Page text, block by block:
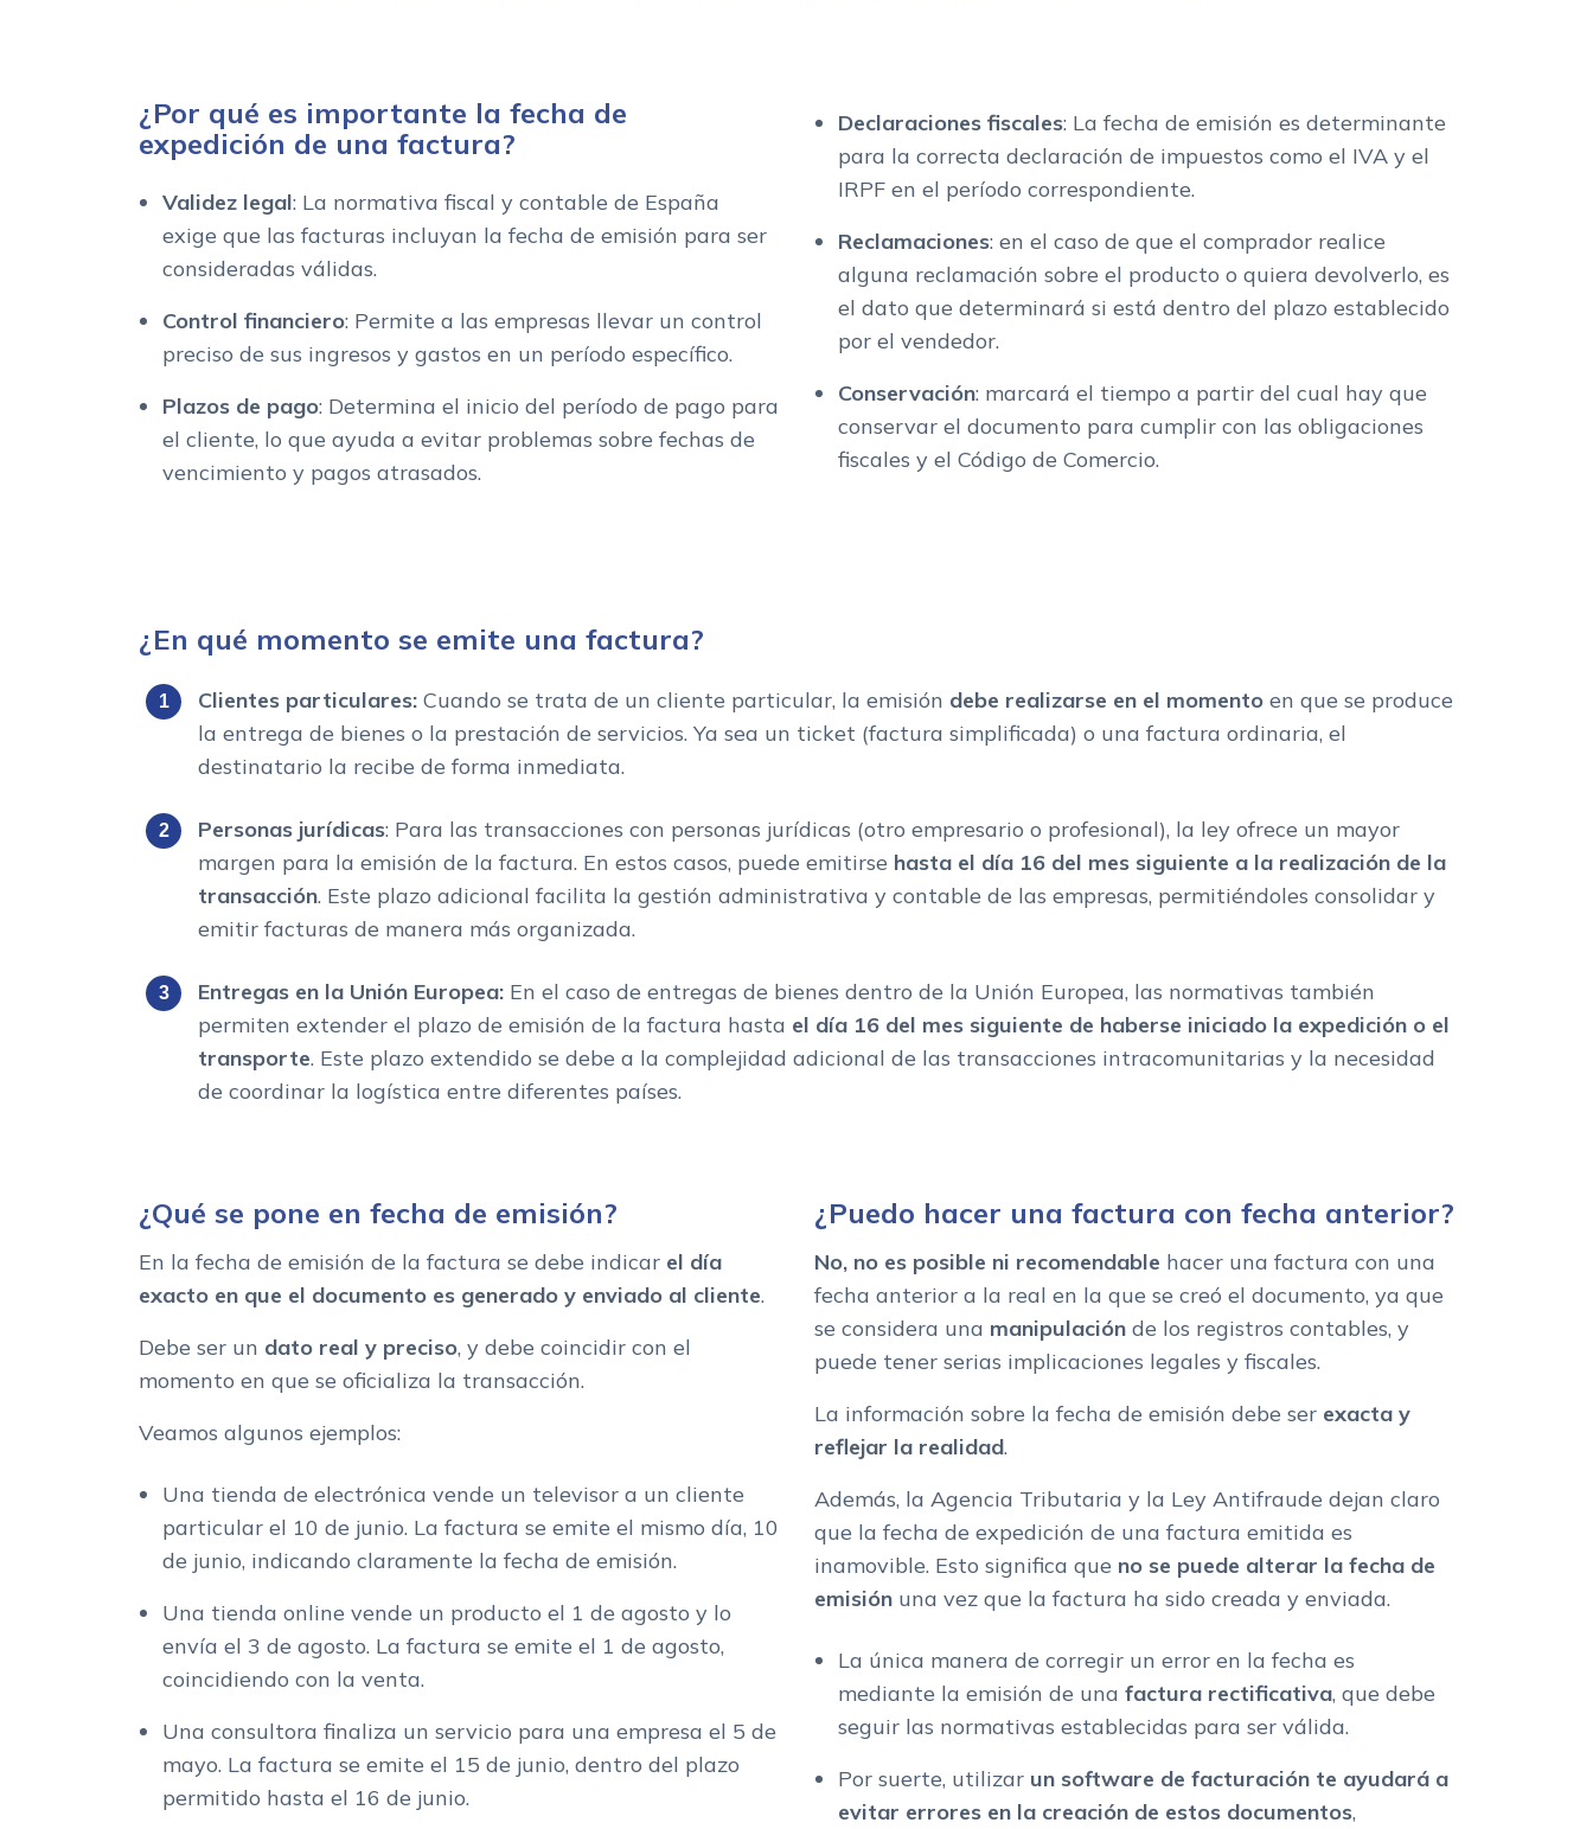
¿Por qué es importante la fecha de
expedición de una factura?
Validez legal: La normativa fiscal y contable de España
exige que las facturas incluyan la fecha de emisión para ser
consideradas válidas.
Control financiero: Permite a las empresas llevar un control
preciso de sus ingresos y gastos en un período específico.
Plazos de pago: Determina el inicio del período de pago para
el cliente, lo que ayuda a evitar problemas sobre fechas de
vencimiento y pagos atrasados.
Declaraciones fiscales: La fecha de emisión es determinante
para la correcta declaración de impuestos como el IVA y el
IRPF en el período correspondiente.
Reclamaciones: en el caso de que el comprador realice
alguna reclamación sobre el producto o quiera devolverlo, es
el dato que determinará si está dentro del plazo establecido
por el vendedor.
Conservación: marcará el tiempo a partir del cual hay que
conservar el documento para cumplir con las obligaciones
fiscales y el Código de Comercio.
¿En qué momento se emite una factura?
Clientes particulares: Cuando se trata de un cliente particular, la emisión debe realizarse en el momento en que se produce
la entrega de bienes o la prestación de servicios. Ya sea un ticket (factura simplificada) o una factura ordinaria, el
destinatario la recibe de forma inmediata.
Personas jurídicas: Para las transacciones con personas jurídicas (otro empresario o profesional), la ley ofrece un mayor
margen para la emisión de la factura. En estos casos, puede emitirse hasta el día 16 del mes siguiente a la realización de la
transacción. Este plazo adicional facilita la gestión administrativa y contable de las empresas, permitiéndoles consolidar y
emitir facturas de manera más organizada.
Entregas en la Unión Europea: En el caso de entregas de bienes dentro de la Unión Europea, las normativas también
permiten extender el plazo de emisión de la factura hasta el día 16 del mes siguiente de haberse iniciado la expedición o el
transporte. Este plazo extendido se debe a la complejidad adicional de las transacciones intracomunitarias y la necesidad
de coordinar la logística entre diferentes países.
¿Qué se pone en fecha de emisión?
En la fecha de emisión de la factura se debe indicar el día
exacto en que el documento es generado y enviado al cliente.
Debe ser un dato real y preciso, y debe coincidir con el
momento en que se oficializa la transacción.
Veamos algunos ejemplos:
Una tienda de electrónica vende un televisor a un cliente
particular el 10 de junio. La factura se emite el mismo día, 10
de junio, indicando claramente la fecha de emisión.
Una tienda online vende un producto el 1 de agosto y lo
envía el 3 de agosto. La factura se emite el 1 de agosto,
coincidiendo con la venta.
Una consultora finaliza un servicio para una empresa el 5 de
mayo. La factura se emite el 15 de junio, dentro del plazo
permitido hasta el 16 de junio.
¿Puedo hacer una factura con fecha anterior?
No, no es posible ni recomendable hacer una factura con una
fecha anterior a la real en la que se creó el documento, ya que
se considera una manipulación de los registros contables, y
puede tener serias implicaciones legales y fiscales.
La información sobre la fecha de emisión debe ser exacta y
reflejar la realidad.
Además, la Agencia Tributaria y la Ley Antifraude dejan claro
que la fecha de expedición de una factura emitida es
inamovible. Esto significa que no se puede alterar la fecha de
emisión una vez que la factura ha sido creada y enviada.
La única manera de corregir un error en la fecha es
mediante la emisión de una factura rectificativa, que debe
seguir las normativas establecidas para ser válida.
Por suerte, utilizar un software de facturación te ayudará a
evitar errores en la creación de estos documentos,